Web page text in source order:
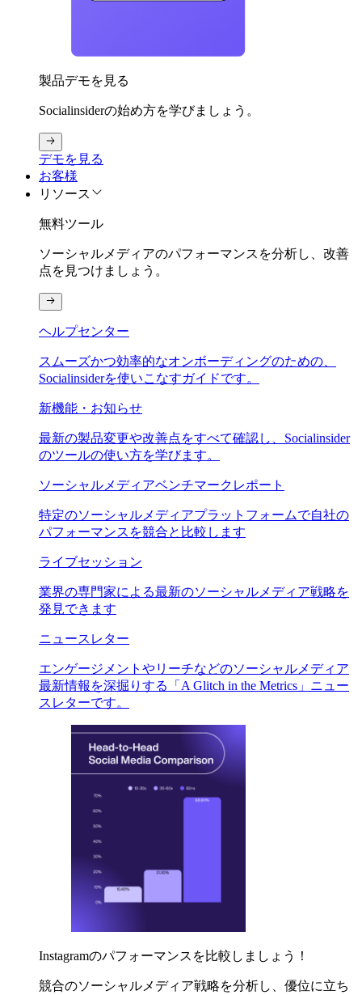
製品デモを見る
Socialinsiderの始め方を学びましょう。
デモを見る
お客様
リソース
無料ツール
ソーシャルメディアのパフォーマンスを分析し、改善
点を見つけましょう。
ヘルプセンター
スムーズかつ効率的なオンボーディングのための、
Socialinsiderを使いこなすガイドです。
新機能・お知らせ
最新の製品変更や改善点をすべて確認し、Socialinsider
のツールの使い方を学びます。
ソーシャルメディアベンチマークレポート
特定のソーシャルメディアプラットフォームで自社の
パフォーマンスを競合と比較します
ライブセッション
業界の専門家による最新のソーシャルメディア戦略を
発見できます
ニュースレター
エンゲージメントやリーチなどのソーシャルメディア
最新情報を深掘りする「A Glitch in the Metrics」ニュー
スレターです。
Instagramのパフォーマンスを比較しましょう！
競合のソーシャルメディア戦略を分析し、優位に立ち